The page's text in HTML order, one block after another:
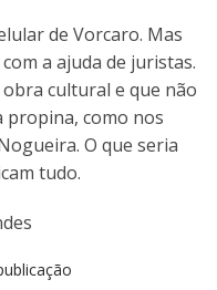
de Vorcaro. Mas
a ajuda de juristas.
cultural e que não
propina, como nos
O que seria
tudo.